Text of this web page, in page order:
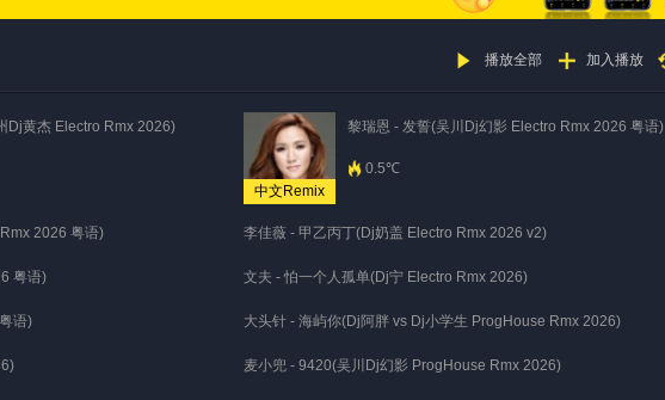
播放全部 加入播放
Dj黄杰 Electro Rmx 2026)
2026 粤语)
粤语)
语)
中文Remix
黎瑞恩 - 发誓(吴川Dj幻影 Electro Rmx 2026 粤语)
0.5℃
李佳薇 - 甲乙丙丁(Dj奶盖 Electro Rmx 2026 v2)
文夫 - 怕一个人孤单(Dj宁 Electro Rmx 2026)
大头针 - 海屿你(Dj阿胖 vs Dj小学生 ProgHouse Rmx 2026)
麦小兜 - 9420(吴川Dj幻影 ProgHouse Rmx 2026)